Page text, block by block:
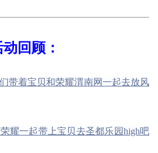
回顾：
带着宝贝和荣耀渭南网一起去放风
耀一起带上宝贝去圣都乐园high吧